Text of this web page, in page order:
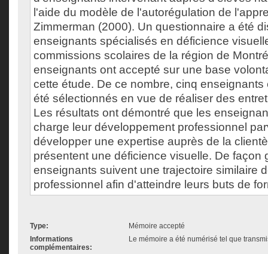
l'aide du modèle de l'autorégulation de
Zimmerman (2000). Un questionnaire a été
enseignants spécialisés en déficience
commissions scolaires de la région de
enseignants ont accepté sur une base
cette étude. De ce nombre, cinq
été sélectionnés en vue de réaliser des
Les résultats ont démontré que les
charge leur développement professionnel
développer une expertise auprès de la
présentent une déficience visuelle. De façon
enseignants suivent une trajectoire similaire
professionnel afin d'atteindre leurs buts de
Type:
Mémoire accepté
Informations
complémentaires:
Le mémoire a été numérisé tel que